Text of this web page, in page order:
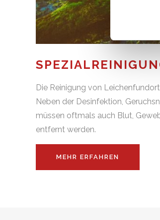
Die Reinigung von
Neben der Desinfektion,
müssen oftmals auch Blut,
entfernt werden.
MEHR ERFAHREN